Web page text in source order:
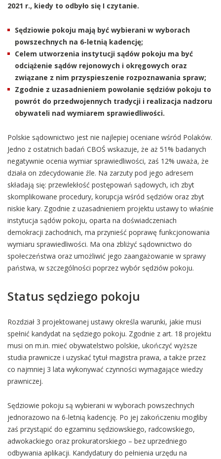
2021 r., kiedy to odbyło się I czytanie.
Sędziowie pokoju mają być wybierani w wyborach
powszechnych na 6-letnią kadencję;
Celem utworzenia instytucji sądów pokoju ma być
odciążenie sądów rejonowych i okręgowych oraz
związane z nim przyspieszenie rozpoznawania spraw;
Zgodnie z uzasadnieniem powołanie sędziów pokoju to
powrót do przedwojennych tradycji i realizacja nadzoru
obywateli nad wymiarem sprawiedliwości.
Polskie sądownictwo jest nie najlepiej oceniane wśród Polaków.
Jedno z ostatnich badań CBOŚ wskazuje, że aż 51% badanych
negatywnie ocenia wymiar sprawiedliwości, zaś 12% uważa, że
działa on zdecydowanie źle. Na zarzuty pod jego adresem
składają się: przewlekłość postępowań sądowych, ich zbyt
skomplikowane procedury, korupcja wśród sędziów oraz zbyt
niskie kary. Zgodnie z uzasadnieniem projektu ustawy to właśnie
instytucja sądów pokoju, oparta na doświadczeniach
demokracji zachodnich, ma przynieść poprawę funkcjonowania
wymiaru sprawiedliwości. Ma ona zbliżyć sądownictwo do
społeczeństwa oraz umożliwić jego zaangażowanie w sprawy
państwa, w szczególności poprzez wybór sędziów pokoju.
Status sędziego pokoju
Rozdział 3 projektowanej ustawy określa warunki, jakie musi
spełnić kandydat na sędziego pokoju. Zgodnie z art. 18 projektu
musi on m.in. mieć obywatelstwo polskie, ukończyć wyższe
studia prawnicze i uzyskać tytuł magistra prawa, a także przez
co najmniej 3 lata wykonywać czynności wymagające wiedzy
prawniczej.
Sędziowie pokoju są wybierani w wyborach powszechnych
jednorazowo na 6-letnią kadencję. Po jej zakończeniu mogliby
zaś przystąpić do egzaminu sędziowskiego, radcowskiego,
adwokackiego oraz prokuratorskiego – bez uprzedniego
odbywania aplikacji. Kandydatury do pełnienia urzędu na